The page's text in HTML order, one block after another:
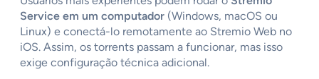
Service em um computador (Windows, macOS ou
Linux) e conectá-lo remotamente ao Stremio Web no
iOS. Assim, os torrents passam a funcionar, mas isso
exige configuração técnica adicional.